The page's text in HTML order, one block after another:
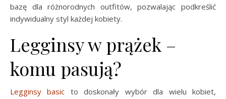
bazę dla różnorodnych outfitów, pozwalając podkreślić
indywidualny styl każdej kobiety.
Legginsy w prążek –
komu pasują?
Legginsy basic to doskonały wybór dla wielu kobiet,